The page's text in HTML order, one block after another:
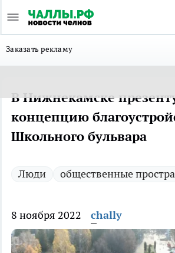
Заказать рекламу
В Нижнекамске
концепцию
Школьного бульвара
Люди общественные
8 ноября 2022 chally